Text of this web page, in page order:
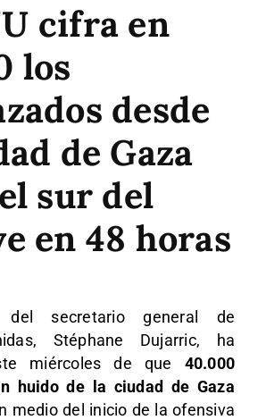
cifra en
los
desde
de Gaza
sur del
en 48 horas
del secretario general de
Stéphane Dujarric, ha
miércoles de que 40.000
huido de la ciudad de Gaza
medio del inicio de la ofensiva